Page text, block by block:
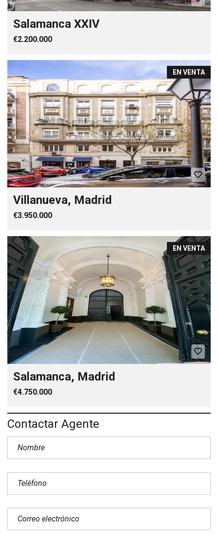
Salamanca XXIV
€2.200.000
EN VENTA
Villanueva, Madrid
€3.950.000
EN VENTA
Salamanca, Madrid
€4.750.000
Contactar Agente